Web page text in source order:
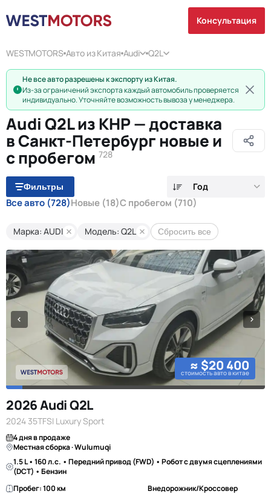
Консультация
WESTMOTORS Авто из Китая Audi Q2L
Не все авто разрешены к экспорту из Китая.
Из-за ограничений экспорта каждый автомобиль проверяется
индивидуально. Уточняйте возможность вывоза у менеджера.
Audi Q2L из КНР — доставка
в Санкт-Петербург новые и
с пробегом 728
Фильтры Год
Все авто (728)Новые (18)С пробегом (710)
Марка: AUDI Модель: Q2L Сбросить все
≈ $20 400
стоимость авто в китае
2026 Audi Q2L
2024 35TFSI Luxury Sport
4 дня в продаже
Местная сборка · Wulumuqi
1.5 L • 160 л.с. • Передний привод (FWD) • Робот с двумя сцеплениями
(DCT) • Бензин
Пробег: 100 км
Внедорожник/Кроссовер